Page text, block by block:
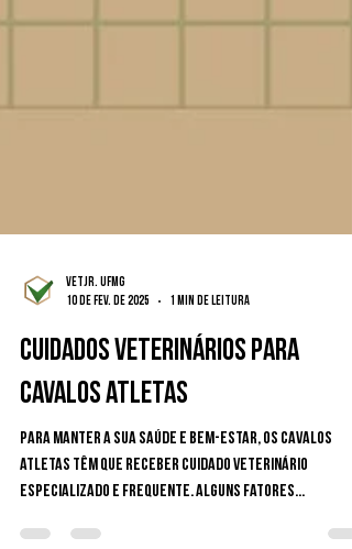
10 de fev. de 2025
1 min de leitura
CUIDADOS VETERINÁRIOS PARA
CAVALOS ATLETAS
Para manter a sua saúde e bem-estar, os cavalos
atletas têm que receber cuidado veterinário
especializado e frequente. Alguns fatores...